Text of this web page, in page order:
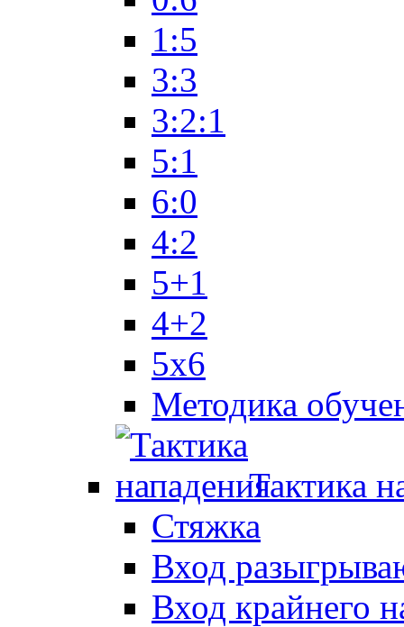
1:5
3:3
3:2:1
5:1
6:0
4:2
5+1
4+2
5x6
Методика
Тактика
Стяжка
Вход
Вход крайнего